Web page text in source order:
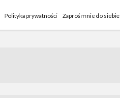
Polityka prywatności Zaproś mnie do siebie